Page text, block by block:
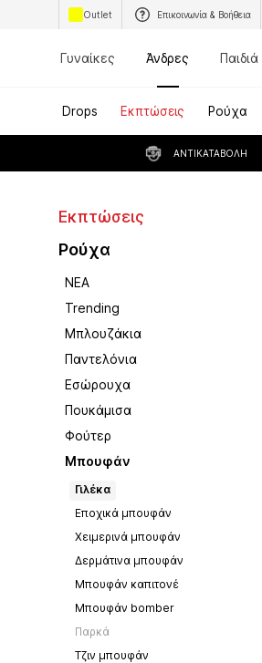
Outlet Επικοινωνία & Βοήθεια
Γυναίκες Άνδρες Παιδιά
Drops Εκπτώσεις Ρούχα
ΑΝΤΙΚΑΤΑΒΟΛΉ
Εκπτώσεις
Ρούχα
ΝΕΑ
Trending
Μπλουζάκια
Παντελόνια
Εσώρουχα
Πουκάμισα
Φούτερ
Μπουφάν
Γιλέκα
Εποχικά μπουφάν
Χειμερινά μπουφάν
Δερμάτινα μπουφάν
Μπουφάν καπιτονέ
Μπουφάν bomber
Παρκά
Τζιν μπουφάν